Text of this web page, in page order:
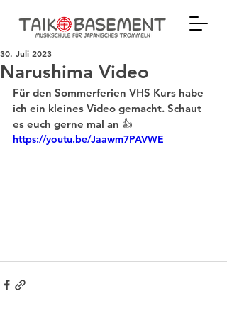
Narushima Video
30. Juli 2023
Für den Sommerferien VHS Kurs habe
ich ein kleines Video gemacht. Schaut
es euch gerne mal an 👍
https://youtu.be/Jaawm7PAVWE